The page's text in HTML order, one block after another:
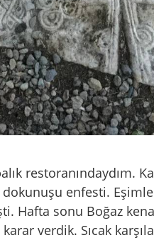
restoranındaydım.
enfesti.
Hafta sonu Boğaz
verdik. Sıcak